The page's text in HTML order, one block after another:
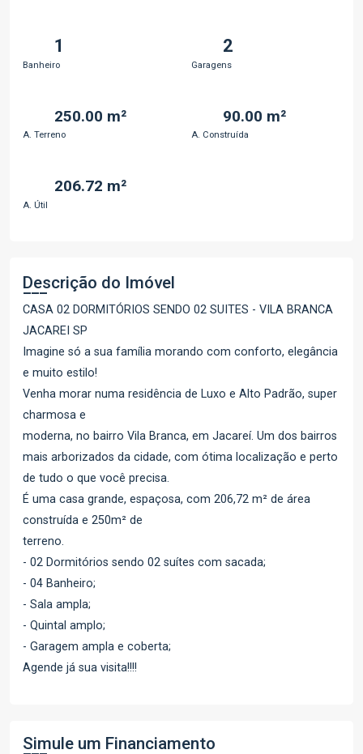
1
Banheiro
2
Garagens
250.00 m²
A. Terreno
90.00 m²
A. Construída
206.72 m²
A. Útil
Descrição do Imóvel
CASA 02 DORMITÓRIOS SENDO 02 SUITES - VILA BRANCA
JACAREI SP
Imagine só a sua família morando com conforto, elegância
e muito estilo!
Venha morar numa residência de Luxo e Alto Padrão, super
charmosa e
moderna, no bairro Vila Branca, em Jacareí. Um dos bairros
mais arborizados da cidade, com ótima localização e perto
de tudo o que você precisa.
É uma casa grande, espaçosa, com 206,72 m² de área
construída e 250m² de
terreno.
- 02 Dormitórios sendo 02 suítes com sacada;
- 04 Banheiro;
- Sala ampla;
- Quintal amplo;
- Garagem ampla e coberta;
Agende já sua visita!!!!
Simule um Financiamento